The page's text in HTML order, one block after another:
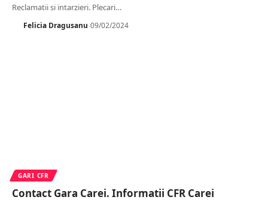
Reclamatii si intarzieri. Plecari…
Felicia Dragusanu 09/02/2024
GARI CFR
Contact Gara Carei. Informatii CFR Carei